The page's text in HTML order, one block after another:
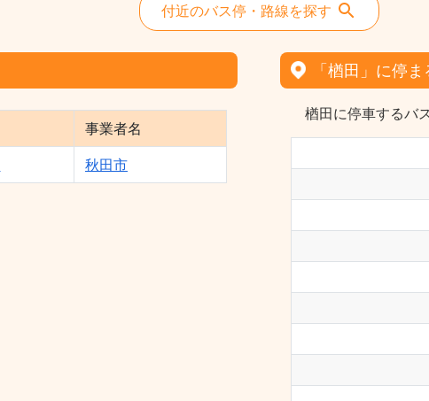
付近のバス停・路線を探す
事業者名
秋田市
「楢田」に停
楢田に停車するバ